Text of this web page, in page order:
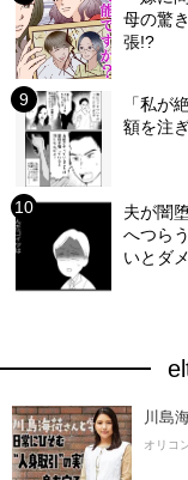
母の驚
張!?
「私が
額を注
夫が闇
へつら
いとダ
川島
オリコ